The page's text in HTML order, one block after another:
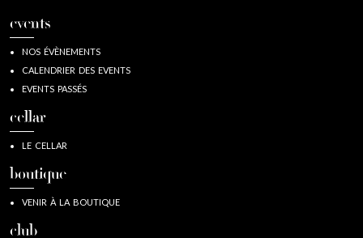
events
NOS ÉVÈNEMENTS
CALENDRIER DES EVENTS
EVENTS PASSÉS
cellar
LE CELLAR
boutique
VENIR À LA BOUTIQUE
club